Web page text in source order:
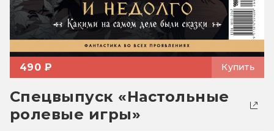
490 ₽ Купить
Спецвыпуск «Настольные
ролевые игры»